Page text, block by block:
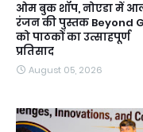
ओम बुक शॉप, नोएडा में
रंजन की पुस्तक Beyond
को पाठकों का उत्साहपूर्ण
प्रतिसाद
August 05, 2026